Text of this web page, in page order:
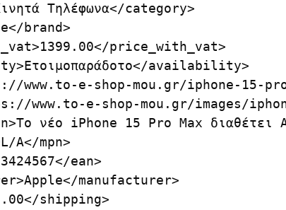
Τηλέφωνα</category>
brand>
price_with_vat>
availability>
www.to-e-shop-mou.gr/iphone-15-
www.to-e-shop-mou.gr/images/
νέο iPhone 15 Pro Max διαθέτει
A</mpn>
ean>
manufacturer>
shipping>